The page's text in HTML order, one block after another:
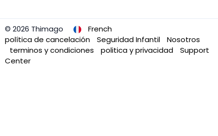
© 2026 Thimago
French
política de cancelación
Seguridad Infantil
Nosotros
terminos y condiciones
politica y privacidad
Support
Center